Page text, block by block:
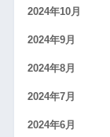
2024年10月
2024年9月
2024年8月
2024年7月
2024年6月